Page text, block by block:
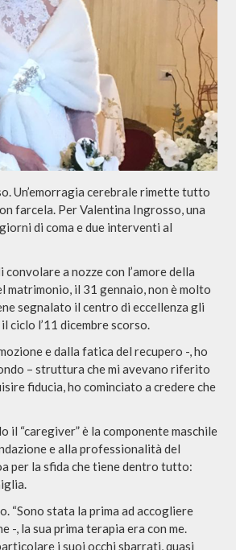
Un’emorragia cerebrale rimette tutto
farcela. Per Valentina Ingrosso, una
di coma e due interventi al
a nozze con l’amore della
matrimonio, il 31 gennaio, non è molto
segnalato il centro di eccellenza gli
ciclo l’11 dicembre scorso.
e dalla fatica del recupero -, ho
– struttura che mi avevano riferito
fiducia, ho cominciato a credere che
il “caregiver” è la componente maschile
e alla professionalità del
per la sfida che tiene dentro tutto:
“Sono stata la prima ad accogliere
-, la sua prima terapia era con me.
i suoi occhi sbarrati, quasi